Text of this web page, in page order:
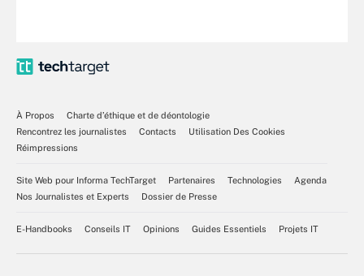
À Propos
Charte d’éthique et de déontologie
Rencontrez les journalistes
Contacts
Utilisation Des Cookies
Réimpressions
Site Web pour Informa TechTarget Partenaires Technologies
Agenda
Nos Journalistes et Experts
Dossier de Presse
E-Handbooks Conseils IT Opinions Guides Essentiels Projets IT